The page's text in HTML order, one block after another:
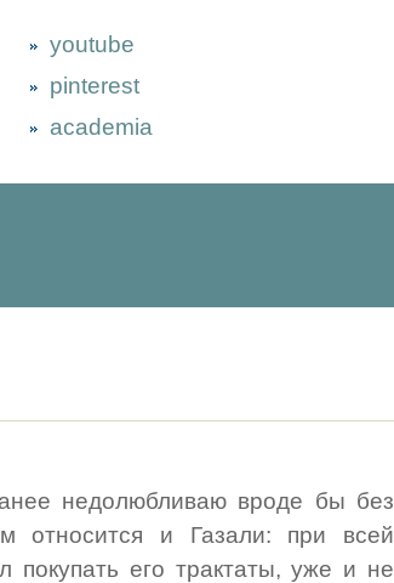
youtube
pinterest
academia
недолюбливаю вроде бы без
относится и Газали: при всей
покупать его трактаты, уже и не